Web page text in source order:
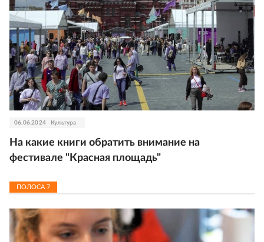
06.06.2024 Культура
На какие книги обратить внимание на
фестивале "Красная площадь"
ПОЛОСА 7